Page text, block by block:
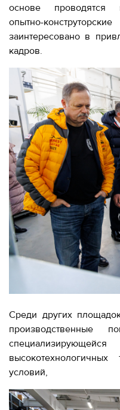
основе проводятся
опытно-
заинтересовано в
кадров.
Среди других
производственные
условий,